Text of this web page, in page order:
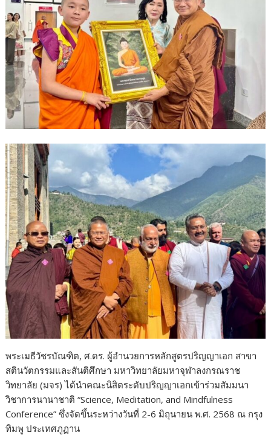
พระเมธีวัชรบัณฑิต, ศ.ดร. ผู้อำนวยการหลักสูตรปริญญาเอก สาขา
สตินวัตกรรมและสันติศึกษา มหาวิทยาลัยมหาจุฬาลงกรณราช
วิทยาลัย (มจร) ได้นำคณะนิสิตระดับปริญญาเอกเข้าร่วมสัมมนา
วิชาการนานาชาติ “Science, Meditation, and Mindfulness
Conference” ซึ่งจัดขึ้นระหว่างวันที่ 2-6 มิถุนายน พ.ศ. 2568 ณ กรุง
ทิมพู ประเทศภูฏาน